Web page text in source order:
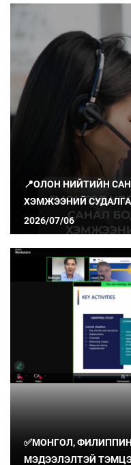
📍ОЛОН НИЙТИЙН
ХЭМЖЭЭНИЙ
БАЙНА
2026/07/06
✅МОНГОЛ,
МЭДЭЭЛЭЛТЭЙ